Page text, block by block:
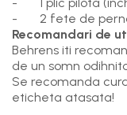
- 2 fete de
Recomandari de
Behrens iti
de un somn
Se recomanda
eticheta atasata!